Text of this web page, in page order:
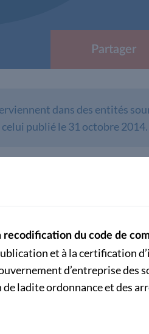
Partager
dans des entités
publié le 31 octobre 2014.
élaboré un guide à l’attention des
soumises au contrôle de
guide constitue la version
recodification du code de
et à la certification
d’entreprise des
ladite ordonnance et des